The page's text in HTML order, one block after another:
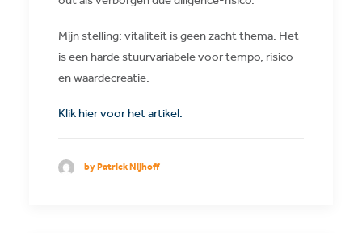
Mijn stelling: vitaliteit is geen zacht thema. Het
is een harde stuurvariabele voor tempo, risico
en waardecreatie.
Klik hier voor het artikel.
by Patrick Nijhoff